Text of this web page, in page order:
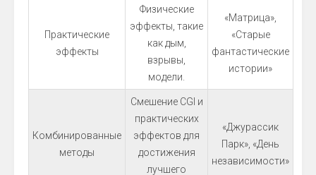
Практические
эффекты
Физические
эффекты, такие
как дым,
взрывы,
модели.
«Матрица»,
«Старые
фантастические
истории»
Комбинированные
методы
Смешение CGI и
практических
эффектов для
достижения
лучшего
«Джурассик
Парк», «День
независимости»